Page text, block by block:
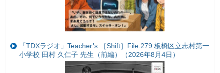
「TDXラジオ」Teacher’s ［Shift］File.279 板橋区立志村第一
小学校 田村 久仁子 先生（前編）（2026年8月4日）